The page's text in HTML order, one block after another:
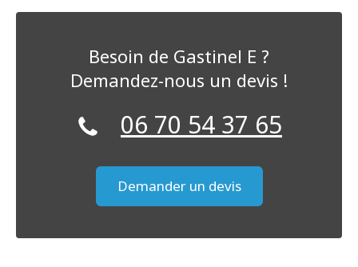
Besoin de Gastinel E ?
Demandez-nous un devis !
06 70 54 37 65
Demander un devis